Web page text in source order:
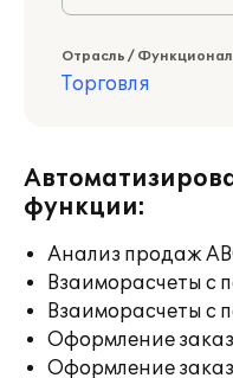
Отрасль /
Торговля
функции:
Анализ продаж
Взаиморасчеты с
Взаиморасчеты с
Оформление
Оформление